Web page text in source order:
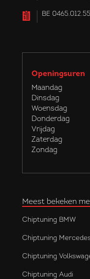
BE
Openingsuren
Maandag
Dinsdag
Woensdag
Donderdag
Vrijdag
Zaterdag
Zondag
Meest bekeken
Chiptuning BMW
Chiptuning
Chiptuning
Chiptuning Audi